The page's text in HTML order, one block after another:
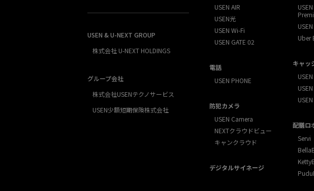
USEN & U-NEXT GROUP
株式会社 U-NEXT HOLDINGS
グループ会社
株式会社USENテクノサービス
USEN少額短期保険株式会社
USEN AIR
USEN光
USEN Wi-Fi
USEN GATE 02
電話
USEN PHONE
防犯カメラ
USEN Camera
NEXTクラウドビュー
キャンクラウド
デジタルサイネージ
Uber
キャッ
配膳ロ
Servi